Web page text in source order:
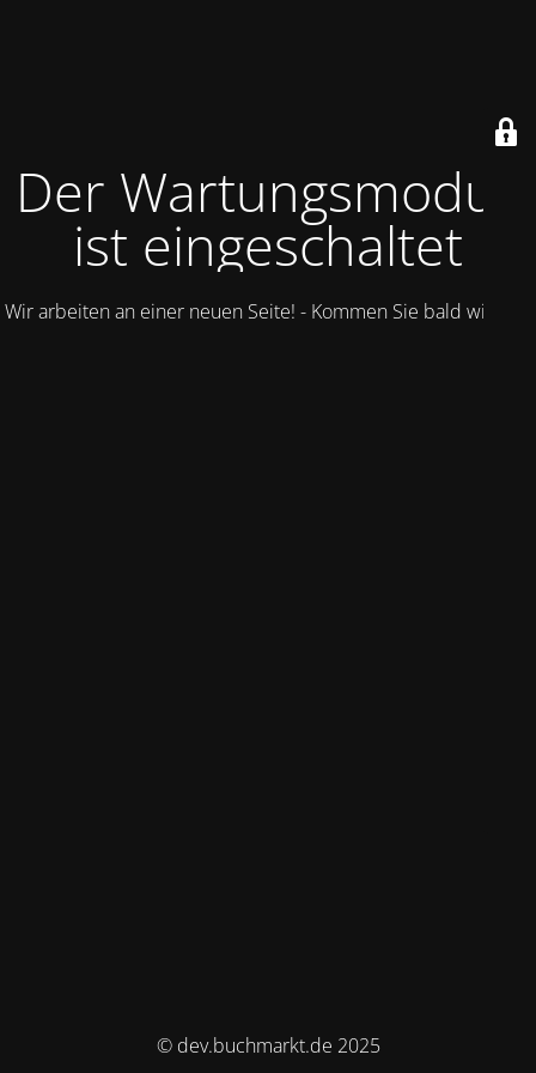
Der Wartungsmodus
ist eingeschaltet
Wir arbeiten an einer neuen Seite! - Kommen Sie bald wieder.
© dev.buchmarkt.de 2025